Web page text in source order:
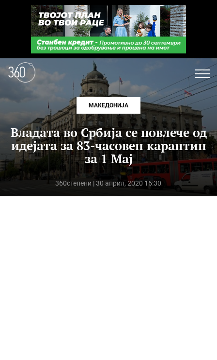
МАКЕДОНИЈА
Владата во Србија се повлече од
идејата за 83-часовен карантин
за 1 Мај
360степени | 30 април, 2020 16:30